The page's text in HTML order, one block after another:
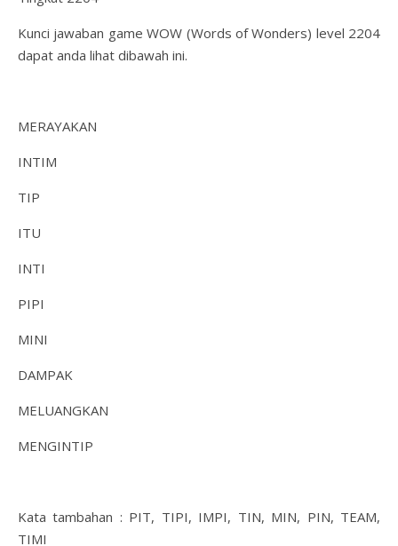
Kunci jawaban game WOW (Words of Wonders) level 2204
dapat anda lihat dibawah ini.
MERAYAKAN
INTIM
TIP
ITU
INTI
PIPI
MINI
DAMPAK
MELUANGKAN
MENGINTIP
Kata tambahan : PIT, TIPI, IMPI, TIN, MIN, PIN, TEAM,
TIMI